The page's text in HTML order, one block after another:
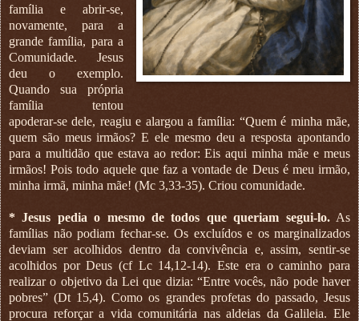
família e abrir-se,
novamente, para a
grande família, para a
Comunidade. Jesus
deu o exemplo.
Quando sua própria
família tentou
apoderar-se dele, reagiu e alargou a família: “Quem é minha mãe,
quem são meus irmãos? E ele mesmo deu a resposta apontando
para a multidão que estava ao redor: Eis aqui minha mãe e meus
irmãos! Pois todo aquele que faz a vontade de Deus é meu irmão,
minha irmã, minha mãe! (Mc 3,33-35). Criou comunidade.
* Jesus pedia o mesmo de todos que queriam segui-lo.As
famílias não podiam fechar-se. Os excluídos e os marginalizados
deviam ser acolhidos dentro da convivência e, assim, sentir-se
acolhidos por Deus (cf Lc 14,12-14). Este era o caminho para
realizar o objetivo da Lei que dizia: “Entre vocês, não pode haver
pobres” (Dt 15,4). Como os grandes profetas do passado, Jesus
procura reforçar a vida comunitária nas aldeias da Galileia. Ele